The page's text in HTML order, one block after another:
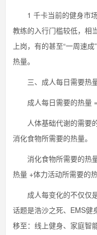
1 千卡当前的健身市场
教练的入行门槛较低，相
上岗，有的甚至“一周速
热量。
三、成人每日需要热
成人每日需要的热量
人体基础代谢的需要的
消化食物所需要的热量。
消化食物所需要的热量
热量 +体力活动所需要的
成人每变化的不仅仅是
话题是浩沙之死、EMS健
移至：线上健身、家庭智